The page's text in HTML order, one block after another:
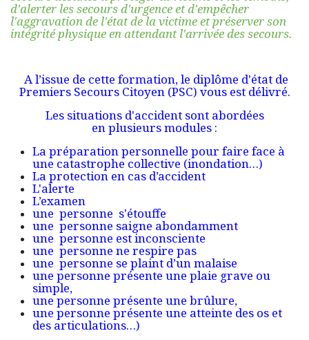
d'alerter les secours d'urgence et d'empêcher
l'aggravation de l'état de la victime et préserver son
intégrité physique en attendant l'arrivée des secours.
A l’issue de cette formation, le diplôme d'état de
Premiers Secours Citoyen (PSC) vous est délivré.
Les situations d'accident sont abordées
en plusieurs modules :
La préparation personnelle pour faire face à
une catastrophe collective (inondation…)
La protection en cas d’accident
L'alerte
L’examen
une personne s'étouffe
une personne saigne abondamment
une personne est inconsciente
une personne ne respire pas
une personne se plaint d’un malaise
une personne présente une plaie grave ou
simple,
une personne présente une brûlure,
une personne présente une atteinte des os et
des articulations…)